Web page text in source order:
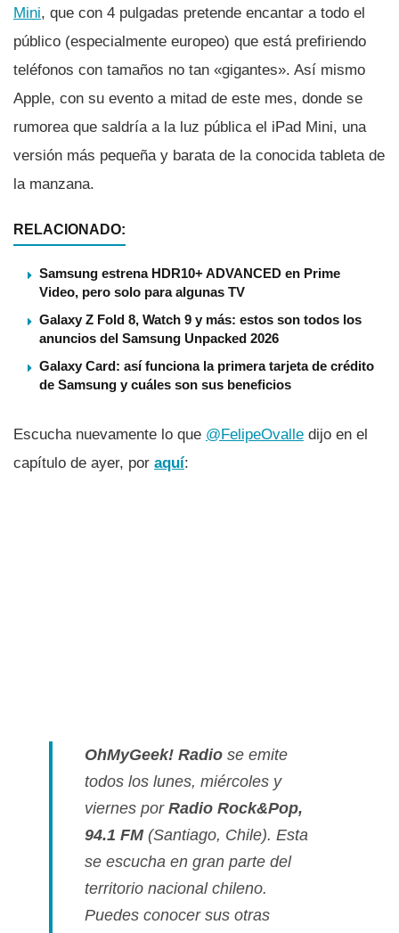
Mini, que con 4 pulgadas pretende encantar a todo el
público (especialmente europeo) que está prefiriendo
teléfonos con tamaños no tan «gigantes». Así­ mismo
Apple, con su evento a mitad de este mes, donde se
rumorea que saldrí­a a la luz pública el iPad Mini, una
versión más pequeña y barata de la conocida tableta de
la manzana.
RELACIONADO:
Samsung estrena HDR10+ ADVANCED en Prime
Video, pero solo para algunas TV
Galaxy Z Fold 8, Watch 9 y más: estos son todos los
anuncios del Samsung Unpacked 2026
Galaxy Card: así funciona la primera tarjeta de crédito
de Samsung y cuáles son sus beneficios
Escucha nuevamente lo que @FelipeOvalle dijo en el
capí­tulo de ayer, por aquí­:
OhMyGeek! Radio se emite
todos los lunes, miércoles y
viernes por Radio Rock&Pop,
94.1 FM(Santiago, Chile). Esta
se escucha en gran parte del
territorio nacional chileno.
Puedes conocer sus otras